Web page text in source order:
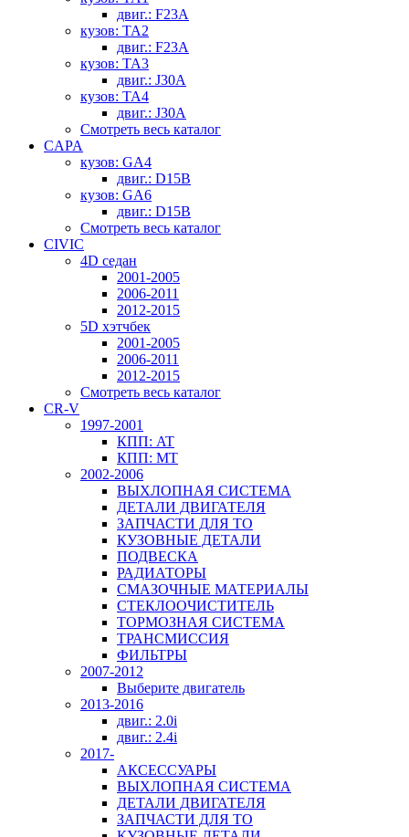
двиг.: F23A
кузов: TA2
двиг.: F23A
кузов: TA3
двиг.: J30A
кузов: TA4
двиг.: J30A
Смотреть весь каталог
CAPA
кузов: GA4
двиг.: D15B
кузов: GA6
двиг.: D15B
Смотреть весь каталог
CIVIC
4D седан
2001-2005
2006-2011
2012-2015
5D хэтчбек
2001-2005
2006-2011
2012-2015
Смотреть весь каталог
CR-V
1997-2001
КПП: AT
КПП: MT
2002-2006
ВЫХЛОПНАЯ СИСТЕМА
ДЕТАЛИ ДВИГАТЕЛЯ
ЗАПЧАСТИ ДЛЯ ТО
КУЗОВНЫЕ ДЕТАЛИ
ПОДВЕСКА
РАДИАТОРЫ
СМАЗОЧНЫЕ МАТЕРИАЛЫ
СТЕКЛООЧИСТИТЕЛЬ
ТОРМОЗНАЯ СИСТЕМА
ТРАНСМИССИЯ
ФИЛЬТРЫ
2007-2012
Выберите двигатель
2013-2016
двиг.: 2.0i
двиг.: 2.4i
2017-
АКСЕССУАРЫ
ВЫХЛОПНАЯ СИСТЕМА
ДЕТАЛИ ДВИГАТЕЛЯ
ЗАПЧАСТИ ДЛЯ ТО